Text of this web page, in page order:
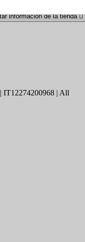
información de la tienda
IT12274200968 | All